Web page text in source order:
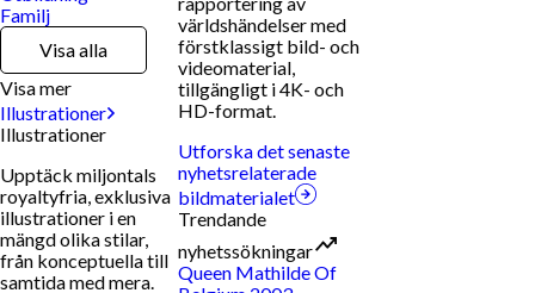
Familj
Visa alla
Visa mer
Illustrationer
Illustrationer
Upptäck miljontals
royaltyfria, exklusiva
illustrationer i en
mängd olika stilar,
från konceptuella till
samtida med mera.
världshändelser med
förstklassigt bild- och
videomaterial,
tillgängligt i 4K- och
HD-format.
Utforska det senaste
nyhetsrelaterade
bildmaterialet
Trendande
nyhetssökningar
Queen Mathilde Of